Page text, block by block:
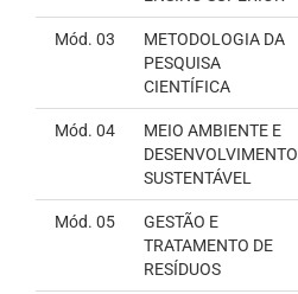
Mód. 03
METODOLOGIA DA
PESQUISA
CIENTÍFICA
Mód. 04
MEIO AMBIENTE E
DESENVOLVIMENTO
SUSTENTÁVEL
Mód. 05
GESTÃO E
TRATAMENTO DE
RESÍDUOS